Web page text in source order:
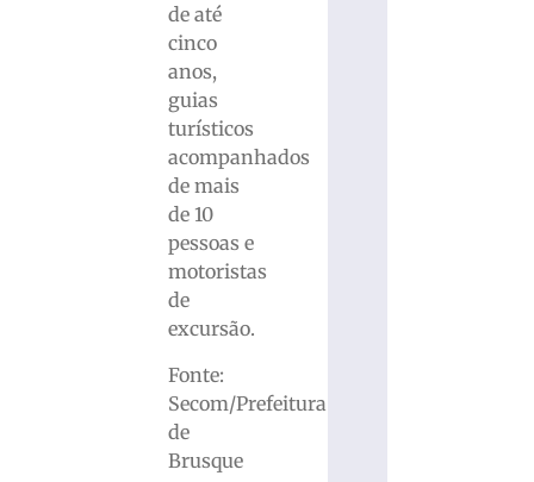
de até
cinco
anos,
guias
turísticos
acompanhados
de mais
de 10
pessoas e
motoristas
de
excursão.
Fonte:
Secom/Prefeitura
de
Brusque